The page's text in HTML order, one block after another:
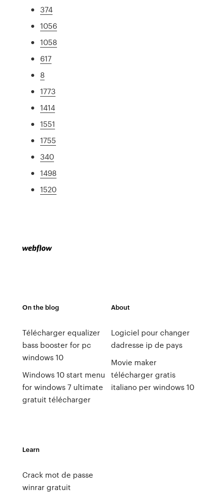
374
1056
1058
617
8
1773
1414
1551
1755
340
1498
1520
On the blog
Télécharger equalizer
bass booster for pc
windows 10
Windows 10 start menu
for windows 7 ultimate
gratuit télécharger
About
Logiciel pour changer
dadresse ip de pays
Movie maker
télécharger gratis
italiano per windows 10
Learn
Crack mot de passe
winrar gratuit